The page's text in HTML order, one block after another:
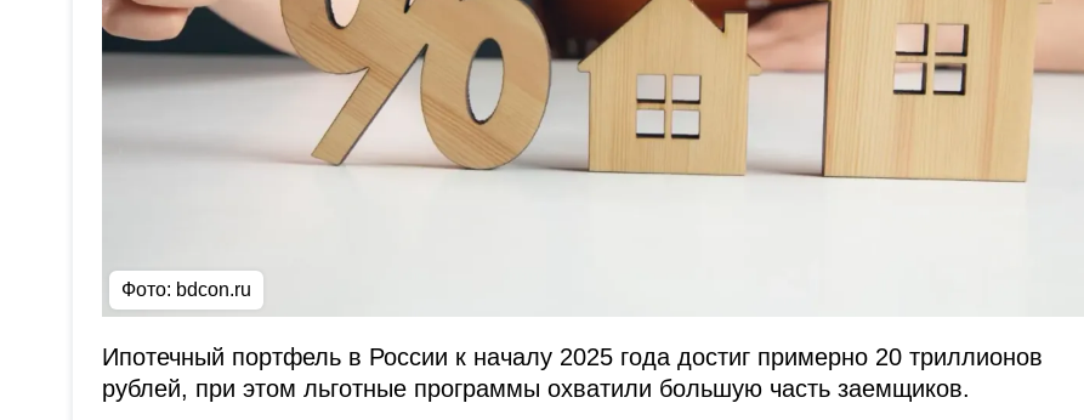
Фото: bdcon.ru
Ипотечный портфель в России к началу 2025 года достиг примерно 20 триллионов
рублей, при этом льготные программы охватили большую часть заемщиков.